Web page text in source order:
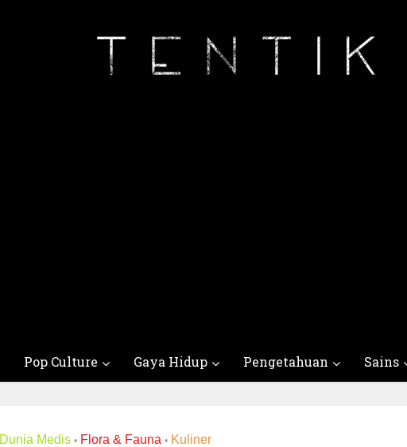
Pop Culture Gaya Hidup Pengetahuan Sains
Dunia Medis • Flora & Fauna • Kuliner